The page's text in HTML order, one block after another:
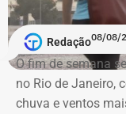
França, Itália e
No domingo (09),
na Região
apresentações
festival também
gostou da
nomeado na
Municipal de
E com data
Redação08/08/
O fim de semana
no Rio de Janeiro,
chuva e ventos